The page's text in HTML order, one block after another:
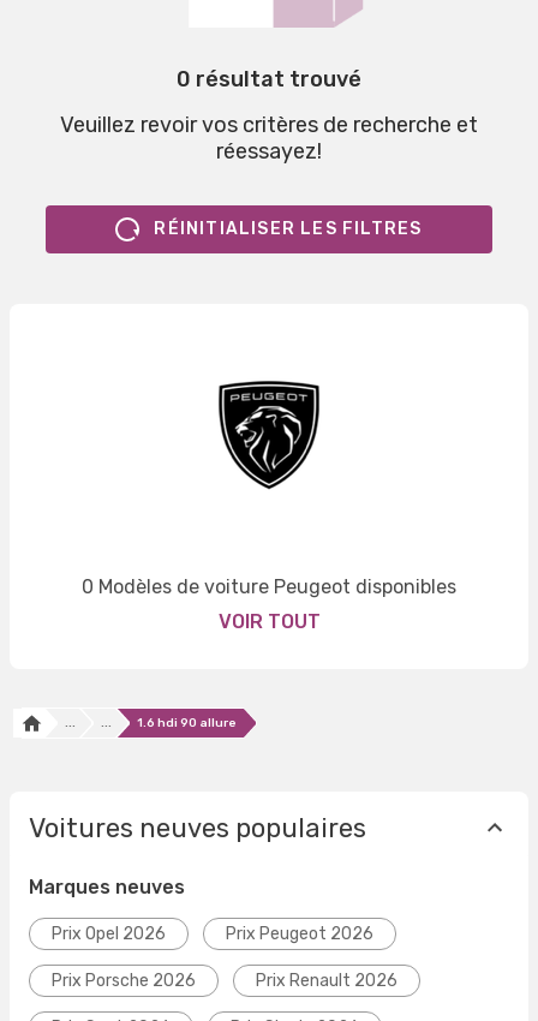
0 résultat trouvé
Veuillez revoir vos critères de recherche et
réessayez!
RÉINITIALISER LES FILTRES
0 Modèles de voiture Peugeot disponibles
VOIR TOUT
... ... 1.6 hdi 90 allure
Voitures neuves populaires
Marques neuves
Prix Opel 2026 Prix Peugeot 2026
Prix Porsche 2026 Prix Renault 2026